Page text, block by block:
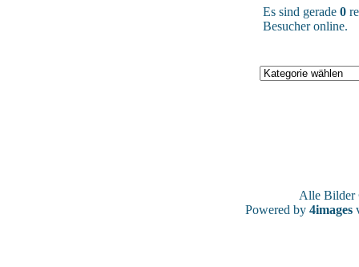
Es sind gerade 0
Besucher online.
Alle
Powered by 4images